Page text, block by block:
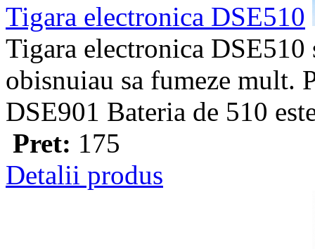
Tigara electronica DSE510
Tigara electronica DSE510
obisnuiau sa fumeze mult.
DSE901 Bateria de 510
Pret: 175
Detalii produs